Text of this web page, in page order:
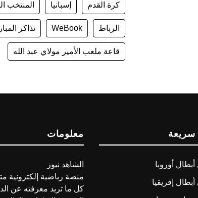
كرة القدم إسبانيا المنتخب
الرباط WeBook تذاكر
قاعة ملعب الأمير مولاي عبد الله
سريعة
أوروبا
إفريقيا
معلومات
الشاهد نيوز
منصة رياضية إلكترونية
كل ما تريد معرفته عن